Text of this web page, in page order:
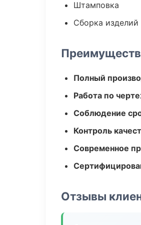
Штамповка
Сборка изделий
Полный
Работа по
Соблюдение
Контроль
Современное
Отзывы